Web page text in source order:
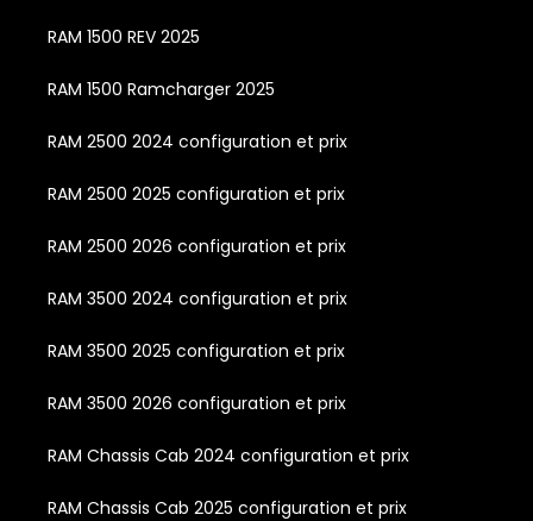
RAM 1500 REV 2025
RAM 1500 Ramcharger 2025
RAM 2500 2024 configuration et prix
RAM 2500 2025 configuration et prix
RAM 2500 2026 configuration et prix
RAM 3500 2024 configuration et prix
RAM 3500 2025 configuration et prix
RAM 3500 2026 configuration et prix
RAM Chassis Cab 2024 configuration et prix
RAM Chassis Cab 2025 configuration et prix